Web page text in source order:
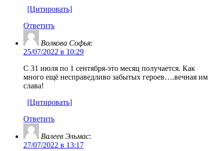
[Цитировать]
Ответить
Волкова Софья:
25/07/2022 в 10:29
С 31 июля по 1 сентября-это месяц получается. Как
много ещё несправедливо забытых героев….вечная им
слава!
[Цитировать]
Ответить
Валеев Эльмас:
27/07/2022 в 13:17